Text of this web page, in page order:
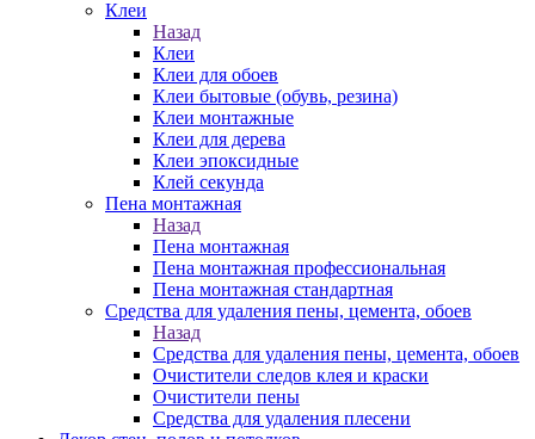
Клеи
Назад
Клеи
Клеи для обоев
Клеи бытовые (обувь, резина)
Клеи монтажные
Клеи для дерева
Клеи эпоксидные
Клей секунда
Пена монтажная
Назад
Пена монтажная
Пена монтажная профессиональная
Пена монтажная стандартная
Средства для удаления пены, цемента, обоев
Назад
Средства для удаления пены, цемента, обоев
Очистители следов клея и краски
Очистители пены
Средства для удаления плесени